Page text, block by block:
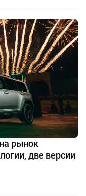
рынок
две версии